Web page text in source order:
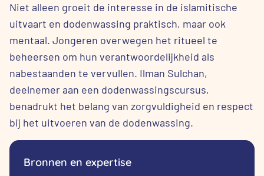
Niet alleen groeit de interesse in de islamitische
uitvaart en dodenwassing praktisch, maar ook
mentaal. Jongeren overwegen het ritueel te
beheersen om hun verantwoordelijkheid als
nabestaanden te vervullen. Ilman Sulchan,
deelnemer aan een dodenwassingscursus,
benadrukt het belang van zorgvuldigheid en respect
bij het uitvoeren van de dodenwassing.
Bronnen en expertise